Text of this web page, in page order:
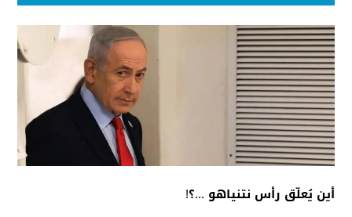
أين يُعلّق رأس نتنياهو ...؟!